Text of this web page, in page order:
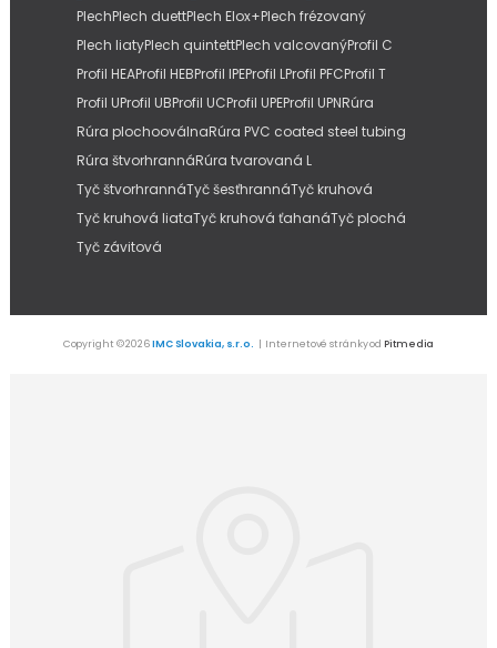
PlechPlech duettPlech Elox+Plech frézovaný
Plech liatyPlech quintettPlech valcovanýProfil C
Profil HEAProfil HEBProfil IPEProfil LProfil PFCProfil T
Profil UProfil UBProfil UCProfil UPEProfil UPNRúra
Rúra plochooválnaRúra PVC coated steel tubing
Rúra štvorhrannáRúra tvarovaná L
Tyč štvorhrannáTyč šesťhrannáTyč kruhová
Tyč kruhová liataTyč kruhová ťahanáTyč plochá
Tyč závitová
Copyright © 2026IMC Slovakia, s.r.o. | Internetové stránky od Pitmedia